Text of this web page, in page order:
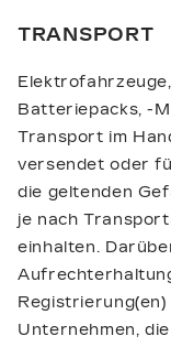
TRANSPORT
Batteriepacks, -
Transport im
versendet oder
die geltenden
je nach
einhalten.
Unternehmen,